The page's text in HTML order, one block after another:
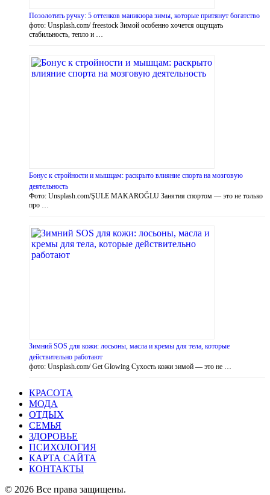
Позолотить ручку: 5 оттенков маникюра зимы, которые притянут богатство
фото: Unsplash.com/ freestock Зимой особенно хочется ощущать
стабильность, тепло и …
Бонус к стройности и мышцам: раскрыто влияние спорта на мозговую
деятельность
Фото: Unsplash.com/ŞULE MAKAROĞLU Занятия спортом — это не только
про …
Зимний SOS для кожи: лосьоны, масла и кремы для тела, которые
действительно работают
фото: Unsplash.com/ Get Glowing Сухость кожи зимой — это не …
КРАСОТА
МОДА
ОТДЫХ
СЕМЬЯ
ЗДОРОВЬЕ
ПСИХОЛОГИЯ
КАРТА САЙТА
КОНТАКТЫ
© 2026 Все права защищены.